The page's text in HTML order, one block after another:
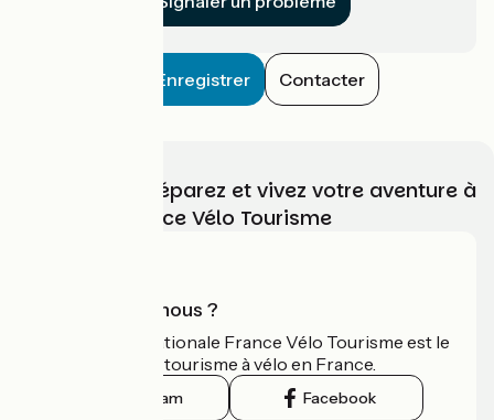
Enregistrer Contacter
Choisissez, préparez et vivez votre aventure à
vélo avec France Vélo Tourisme
Qui sommes-nous ?
L'association nationale France Vélo Tourisme est le
guide officiel du tourisme à vélo en France.
Instagram Facebook